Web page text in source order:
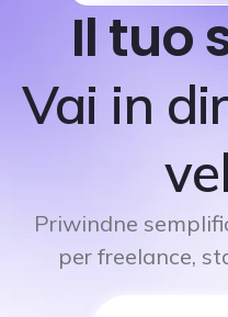
Il tuo
Vai in
Priwindne
per freelance,